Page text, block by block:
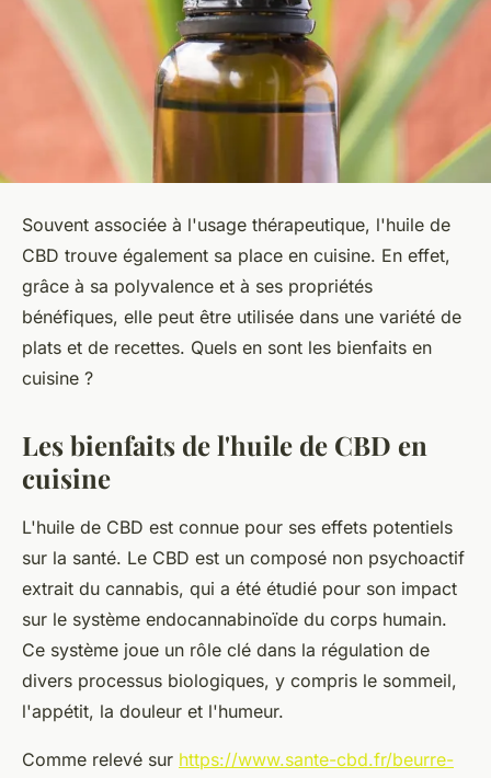
Souvent associée à l'usage thérapeutique, l'huile de
CBD trouve également sa place en cuisine. En effet,
grâce à sa polyvalence et à ses propriétés
bénéfiques, elle peut être utilisée dans une variété de
plats et de recettes. Quels en sont les bienfaits en
cuisine ?
Les bienfaits de l'huile de CBD en
cuisine
L'huile de CBD est connue pour ses effets potentiels
sur la santé. Le CBD est un composé non psychoactif
extrait du cannabis, qui a été étudié pour son impact
sur le système endocannabinoïde du corps humain.
Ce système joue un rôle clé dans la régulation de
divers processus biologiques, y compris le sommeil,
l'appétit, la douleur et l'humeur.
Comme relevé sur https://www.sante-cbd.fr/beurre-